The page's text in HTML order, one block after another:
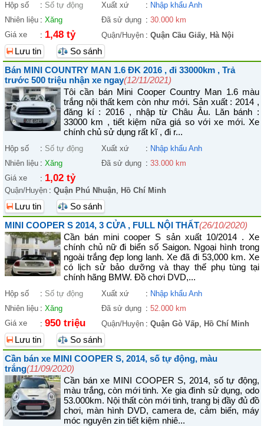
Hộp số : Số tự động Xuất xứ : Nhập khẩu Anh
Nhiên liệu : Xăng Đã sử dụng : 30.000 km
Giá xe
: 1,48 tỷ Quận/Huyện : Quận Cầu Giấy, Hà Nội
Lưu tin
So sánh
Bán MINI COUNTRY MAN 1.6 ĐK 2016 , đi 33000km , Trả
trước 500 triệu nhận xe ngay(12/11/2021)
Tôi cần bán Mini Cooper Country Man 1.6 màu
trắng nội thất kem còn như mới. Sản xuất : 2014 ,
đăng kí : 2016 , nhập từ Châu Âu. Lăn bánh :
33000 km , tiết kiệm nữa giá so với xe mới. Xe
chính chủ sử dụng rất kĩ , đi r...
Hộp số : Số tự động Xuất xứ : Nhập khẩu Anh
Nhiên liệu : Xăng Đã sử dụng : 33.000 km
Giá xe
: 1,02 tỷ
Quận/Huyện : Quận Phú Nhuận, Hồ Chí Minh
Lưu tin
So sánh
MINI COOPER S 2014, 3 CỬA , FULL NỘI THẤT(26/10/2020)
Cần bán mini cooper S sản xuất 10/2014 . Xe
chính chủ nữ đi biển số Saigon. Ngoại hình trong
ngoài trắng đẹp long lanh. Xe đã đi 53,000 km. Xe
có lịch sử bảo dưỡng và thay thế phụ tùng tại
chính hãng BMW. Đồ chơi DVD,...
Hộp số : Số tự động Xuất xứ : Nhập khẩu Anh
Nhiên liệu : Xăng Đã sử dụng : 52.000 km
Giá xe
: 950 triệu Quận/Huyện : Quận Gò Vấp, Hồ Chí Minh
Lưu tin
So sánh
Cần bán xe MINI COOPER S, 2014, số tự động, màu
trắng(11/09/2020)
Cần bán xe MINI COOPER S, 2014, số tự động,
màu trắng, còn mới tinh. Xe gia đình sử dụng, odo
53.000km. Nội thất còn mới tinh, trang bị đầy đủ đồ
chơi, màn hình DVD, camera de, cảm biến, máy
móc nguyên zin tiết kiệm nhiê...